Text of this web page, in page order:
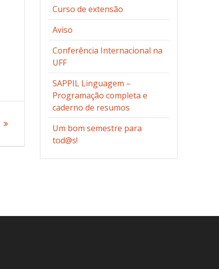
Curso de extensão
Aviso
Conferência Internacional na
UFF
SAPPIL Linguagem –
Programação completa e
caderno de resumos
Um bom semestre para
tod@s!